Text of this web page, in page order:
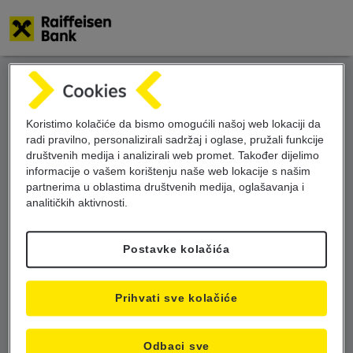
Skoči
sadržaj
Koristimo kolačiće da bismo omogućili našoj web lokaciji da
radi pravilno, personalizirali sadržaj i oglase, pružali funkcije
društvenih medija i analizirali web promet. Također dijelimo
informacije o vašem korištenju naše web lokacije s našim
partnerima u oblastima društvenih medija, oglašavanja i
analitičkih aktivnosti.
Postavke kolačića
Odbaci sve
Prihvati sve kolačiće